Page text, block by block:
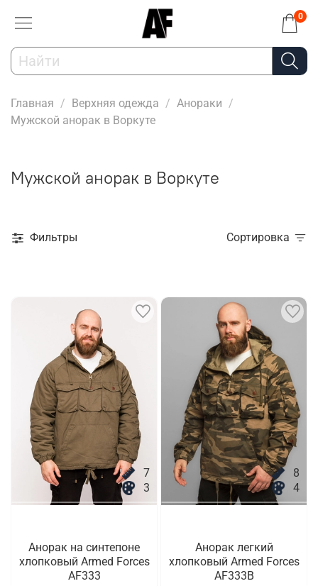
0
Главная Верхняя одежда
Анораки
Мужской анорак в Воркуте
Мужской анорак в Воркуте
Фильтры Сортировка
7
3
Анорак на синтепоне
хлопковый Armed Forces
AF333
8
4
Анорак легкий
хлопковый Armed Forces
AF333B